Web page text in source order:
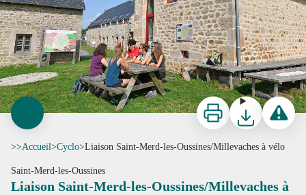
ImprimerTéléchargerSignaler
>>Accueil>Cyclo>Liaison Saint-Merd-les-Oussines/Millevaches à vélo
Saint-Merd-les-Oussines
Liaison Saint-Merd-les-Oussines/Millevaches à